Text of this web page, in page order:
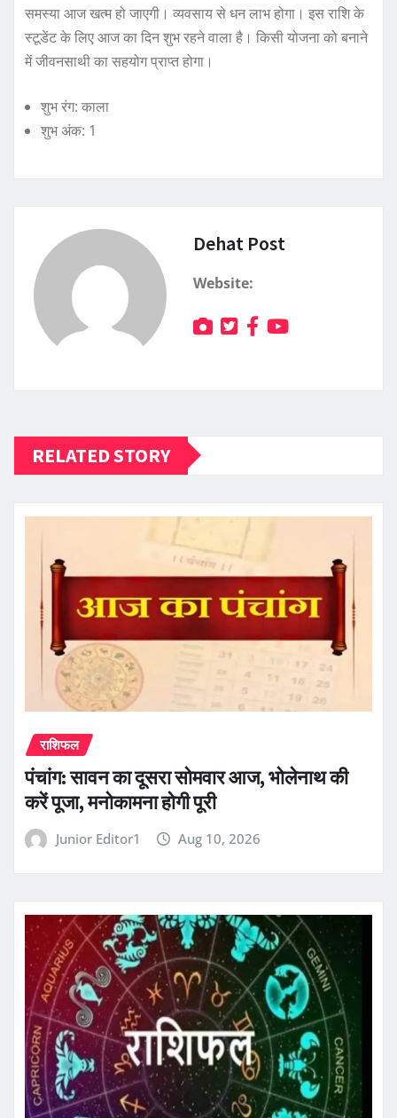
समस्या आज खत्म हो जाएगी। व्यवसाय से धन लाभ होगा। इस राशि के
स्टूडेंट के लिए आज का दिन शुभ रहने वाला है। किसी योजना को बनाने
में जीवनसाथी का सहयोग प्राप्त होगा।
शुभ रंग: काला
शुभ अंक: 1
Dehat Post
Website:
RELATED STORY
राशिफल
पंचांग: सावन का दूसरा सोमवार आज, भोलेनाथ की
करें पूजा, मनोकामना होगी पूरी
Junior Editor1 Aug 10, 2026